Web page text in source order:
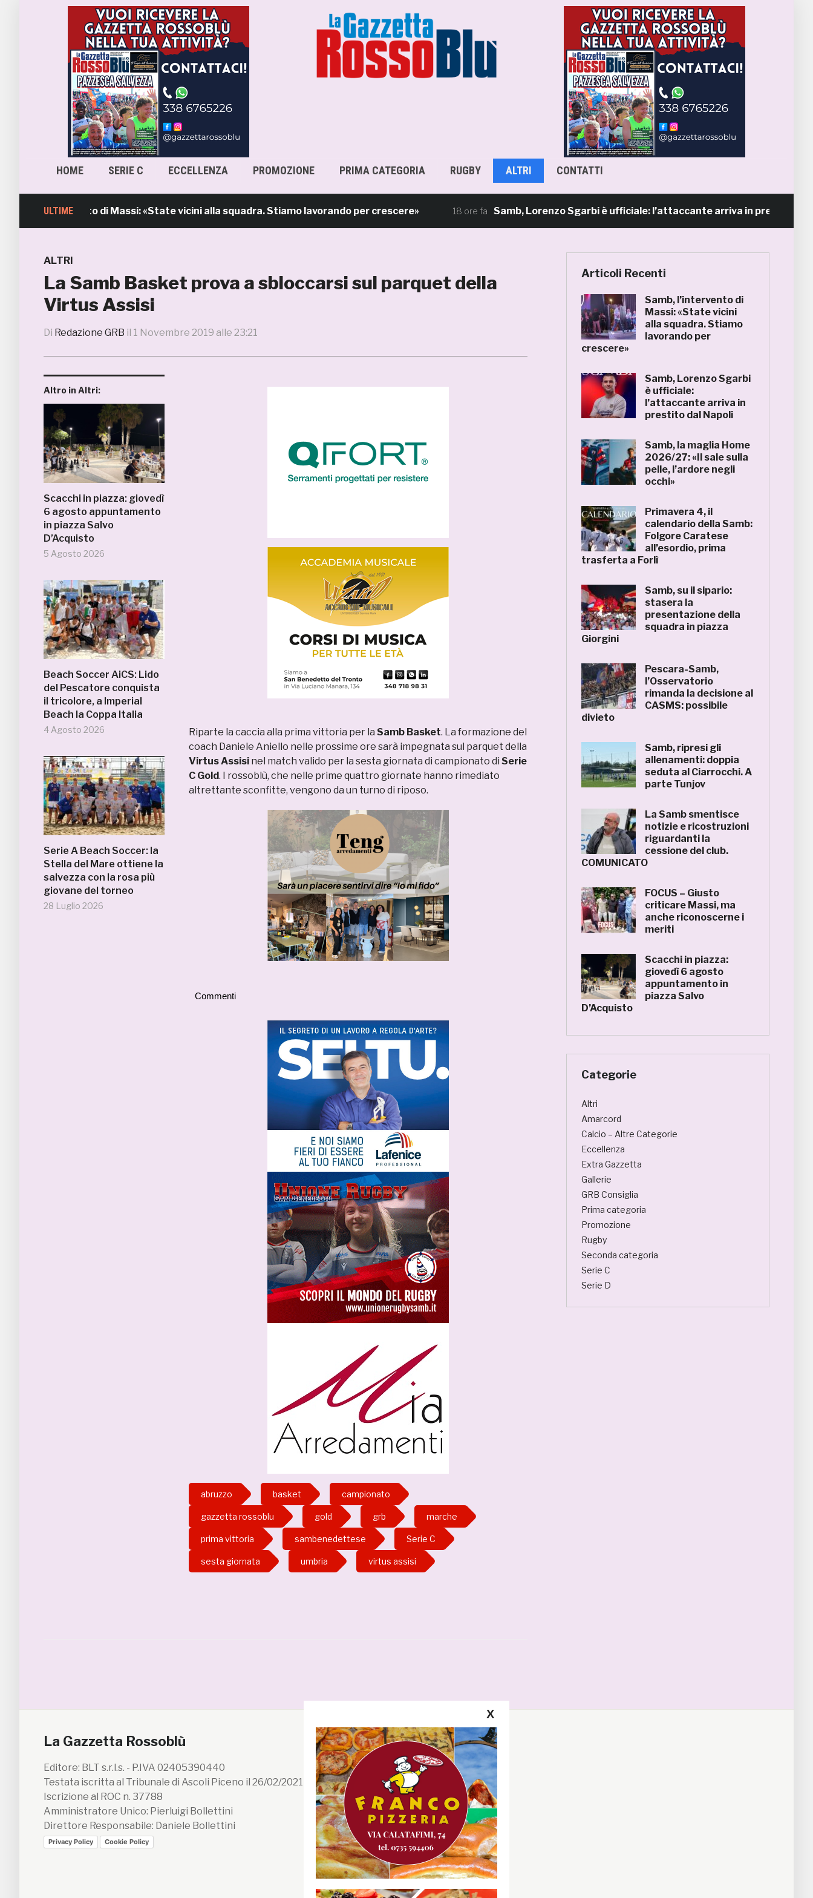
HOME SERIE C ECCELLENZA PROMOZIONE PRIMA CATEGORIA RUGBY ALTRI CONTATTI
ULTIME
l’intervento di Massi: «State vicini alla squadra. Stiamo lavorando per crescere» 18 ore fa Samb, Lorenzo Sgarbi è ufficiale: l’attaccante arriva in prestito dal
ALTRI
La Samb Basket prova a sbloccarsi sul parquet della
Virtus Assisi
Di Redazione GRB il 1 Novembre 2019 alle 23:21
Altro in Altri:
Scacchi in piazza: giovedì
6 agosto appuntamento
in piazza Salvo
D’Acquisto
5 Agosto 2026
Beach Soccer AiCS: Lido
del Pescatore conquista
il tricolore, a Imperial
Beach la Coppa Italia
4 Agosto 2026
Serie A Beach Soccer: la
Stella del Mare ottiene la
salvezza con la rosa più
giovane del torneo
28 Luglio 2026
Riparte la caccia alla prima vittoria per la Samb Basket. La formazione del
coach Daniele Aniello nelle prossime ore sarà impegnata sul parquet della
Virtus Assisi nel match valido per la sesta giornata di campionato di Serie
C Gold. I rossoblù, che nelle prime quattro giornate hanno rimediato
altrettante sconfitte, vengono da un turno di riposo.
Commenti
abruzzo basket campionato
gazzetta rossoblu gold grb marche
prima vittoria sambenedettese Serie C
sesta giornata umbria virtus assisi
Articoli Recenti
Samb, l’intervento di
Massi: «State vicini
alla squadra. Stiamo
lavorando per
crescere»
Samb, Lorenzo Sgarbi
è ufficiale:
l’attaccante arriva in
prestito dal Napoli
Samb, la maglia Home
2026/27: «Il sale sulla
pelle, l’ardore negli
occhi»
Primavera 4, il
calendario della Samb:
Folgore Caratese
all’esordio, prima
trasferta a Forlì
Samb, su il sipario:
stasera la
presentazione della
squadra in piazza
Giorgini
Pescara-Samb,
l’Osservatorio
rimanda la decisione al
CASMS: possibile
divieto
Samb, ripresi gli
allenamenti: doppia
seduta al Ciarrocchi. A
parte Tunjov
La Samb smentisce
notizie e ricostruzioni
riguardanti la
cessione del club.
COMUNICATO
FOCUS – Giusto
criticare Massi, ma
anche riconoscerne i
meriti
Scacchi in piazza:
giovedì 6 agosto
appuntamento in
piazza Salvo
D’Acquisto
Categorie
Altri
Amarcord
Calcio – Altre Categorie
Eccellenza
Extra Gazzetta
Gallerie
GRB Consiglia
Prima categoria
Promozione
Rugby
Seconda categoria
Serie C
Serie D
La Gazzetta Rossoblù
Editore: BLT s.r.l.s. - P.IVA 02405390440
Testata iscritta al Tribunale di Ascoli Piceno il 26/02/2021 n. 199/2021
Iscrizione al ROC n. 37788
Amministratore Unico: Pierluigi Bollettini
Direttore Responsabile: Daniele Bollettini
Privacy Policy Cookie Policy
Segui la GRB
Facebook
Instagram
Twitter
Youtube
X